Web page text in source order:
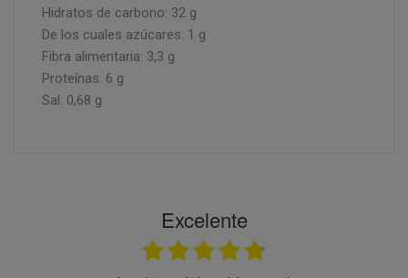
Hidratos de carbono: 32 g
De los cuales azúcares: 1 g
Fibra alimentaria: 3,3 g
Proteínas: 6 g
Sal: 0,68 g
Excelente